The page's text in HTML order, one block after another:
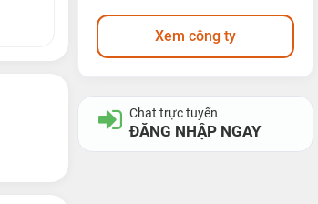
Xem công ty
Chat trực tuyến
ĐĂNG NHẬP NGAY